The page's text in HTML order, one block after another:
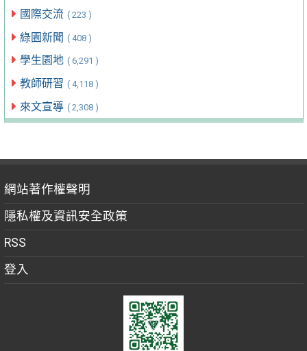
國際交流 ( 223 )
綠園新聞 ( 408 )
學生園地 ( 6,291 )
教師研習 ( 4,118 )
來文宣導 ( 2,308 )
網站著作權聲明
隱私權及資訊安全政策
RSS
登入